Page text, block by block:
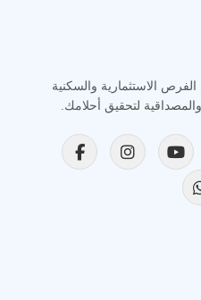
الاستثمارية والسكنية
لتحقيق أحلامك.